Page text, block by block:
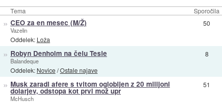
Tema Sporočila
» CEO za en mesec (M/Ž)
Vazelin
Oddelek: Loža
50
» Robyn Denholm na čelu Tesle
Balandeque
Oddelek: Novice/Ostale najave
8
» Musk zaradi afere s tvitom oglobljen z 20 milijoni
dolarjev, odstopa kot prvi mož upr
McHusch
51